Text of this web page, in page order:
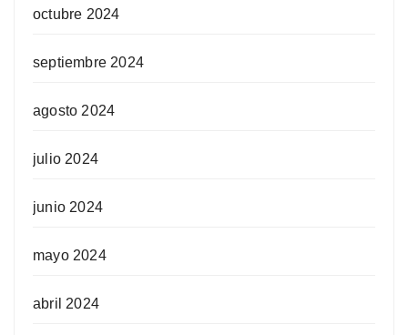
octubre 2024
septiembre 2024
agosto 2024
julio 2024
junio 2024
mayo 2024
abril 2024